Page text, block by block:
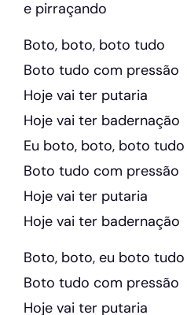
e pirraçando
Boto, boto, boto tudo
Boto tudo com pressão
Hoje vai ter putaria
Hoje vai ter badernação
Eu boto, boto, boto tudo
Boto tudo com pressão
Hoje vai ter putaria
Hoje vai ter badernação
Boto, boto, eu boto tudo
Boto tudo com pressão
Hoje vai ter putaria